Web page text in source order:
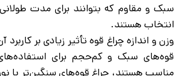
سبک و مقاوم که بتوانند برای مدت طولانی
انتخاب هستند.
وزن و اندازه چراغ قوه تأثیر زیادی بر
قوه‌های سبک و کم‌حجم برای
مناسب هستند، چراغ قوه‌های سنگین‌تر با